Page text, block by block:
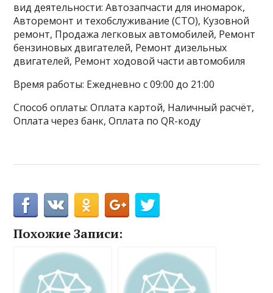
вид деятельности: Автозапчасти для иномарок,
Авторемонт и техобслуживание (СТО), Кузовной
ремонт, Продажа легковых автомобилей, Ремонт
бензиновых двигателей, Ремонт дизельных
двигателей, Ремонт ходовой части автомобиля
Время работы: Ежедневно с 09:00 до 21:00
Способ оплаты: Оплата картой, Наличный расчёт,
Оплата через банк, Оплата по QR-коду
Похожие Записи: